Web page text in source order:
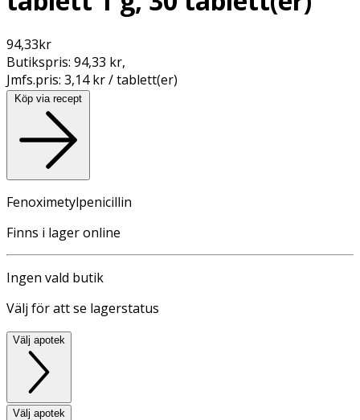
94,33kr
Butikspris: 94,33 kr,
Jmfs.pris: 3,14 kr / tablett(er)
Köp via recept
Fenoximetylpenicillin
Finns i lager online
Ingen vald butik
Välj för att se lagerstatus
Välj apotek
Välj apotek